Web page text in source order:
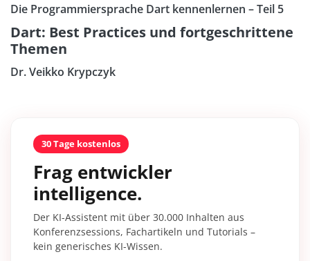
Die Programmiersprache Dart kennenlernen – Teil 5
Dart: Best Practices und fortgeschrittene
Themen
Dr. Veikko Krypczyk
30 Tage kostenlos
Frag entwickler
intelligence.
Der KI-Assistent mit über 30.000 Inhalten aus
Konferenzsessions, Fachartikeln und Tutorials –
kein generisches KI-Wissen.